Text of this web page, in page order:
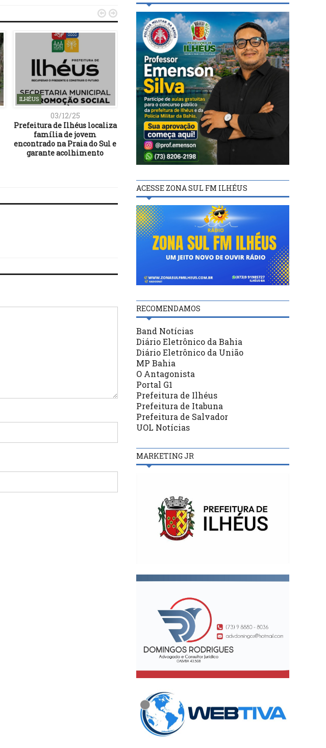
ILHÉUS
03/12/25
Prefeitura de Ilhéus localiza
família de jovem
encontrado na Praia do Sul e
garante acolhimento
ILHÉUS
06/11/20
Prefeitura de Ilhéus
intensifica limpeza das
praias para retirada de
baronesas
ILHÉUS
Prefeitura
prevenção às ISTs
 
ACESSE ZONA SUL FM ILHÉUS
RECOMENDAMOS
Band Notícias
Diário Eletrônico da Bahia
Diário Eletrônico da União
MP Bahia
O Antagonista
Portal G1
Prefeitura de Ilhéus
Prefeitura de Itabuna
Prefeitura de Salvador
UOL Notícias
MARKETING JR